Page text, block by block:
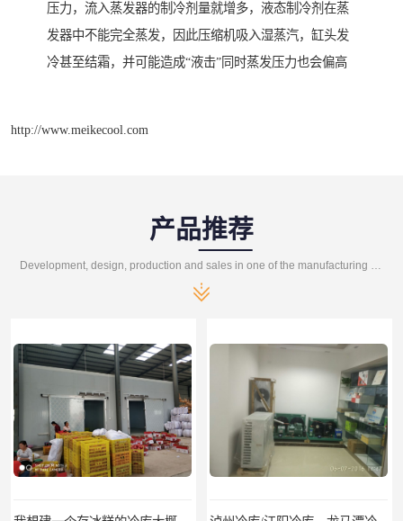
压力，流入蒸发器的制冷剂量就增多，液态制冷剂在蒸
发器中不能完全蒸发，因此压缩机吸入湿蒸汽，缸头发
冷甚至结霜，并可能造成“液击”同时蒸发压力也会偏高
http://www.meikecool.com
产品推荐